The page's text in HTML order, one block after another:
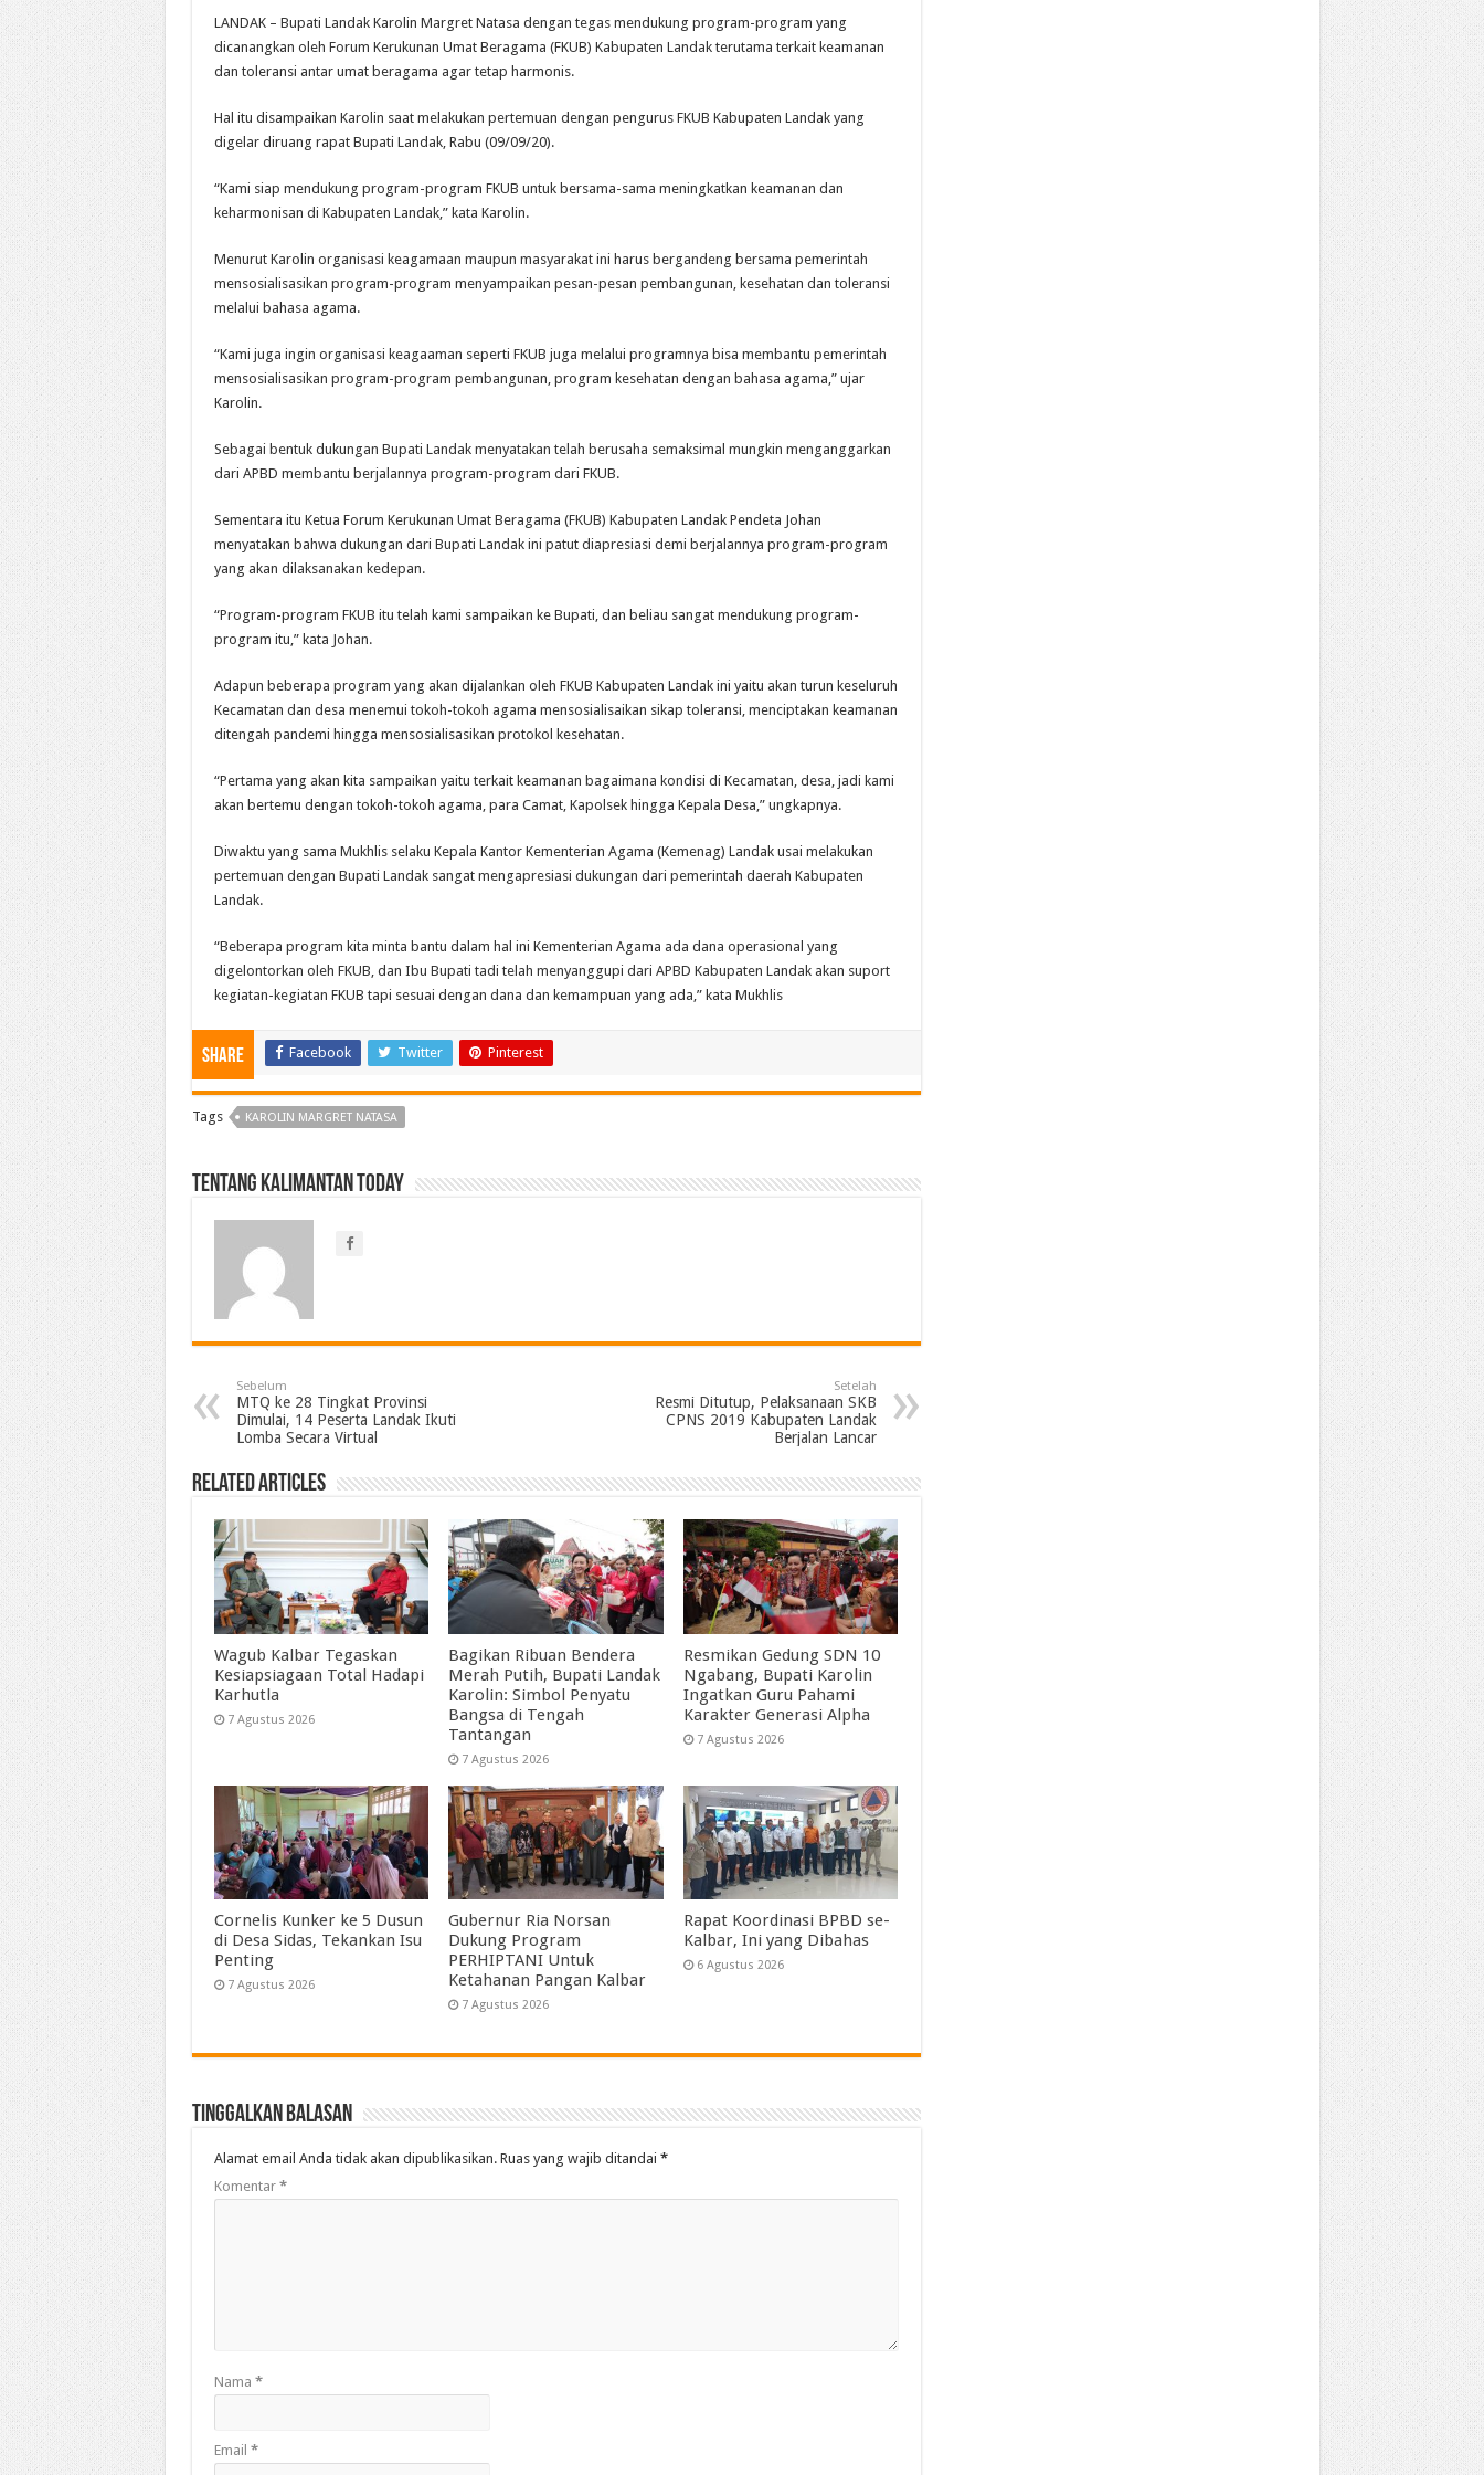
LANDAK – Bupati Landak Karolin Margret Natasa dengan tegas mendukung program-program yang
dicanangkan oleh Forum Kerukunan Umat Beragama (FKUB) Kabupaten Landak terutama terkait keamanan
dan toleransi antar umat beragama agar tetap harmonis.
Hal itu disampaikan Karolin saat melakukan pertemuan dengan pengurus FKUB Kabupaten Landak yang
digelar diruang rapat Bupati Landak, Rabu (09/09/20).
“Kami siap mendukung program-program FKUB untuk bersama-sama meningkatkan keamanan dan
keharmonisan di Kabupaten Landak,” kata Karolin.
Menurut Karolin organisasi keagamaan maupun masyarakat ini harus bergandeng bersama pemerintah
mensosialisasikan program-program menyampaikan pesan-pesan pembangunan, kesehatan dan toleransi
melalui bahasa agama.
“Kami juga ingin organisasi keagaaman seperti FKUB juga melalui programnya bisa membantu pemerintah
mensosialisasikan program-program pembangunan, program kesehatan dengan bahasa agama,” ujar
Karolin.
Sebagai bentuk dukungan Bupati Landak menyatakan telah berusaha semaksimal mungkin menganggarkan
dari APBD membantu berjalannya program-program dari FKUB.
Sementara itu Ketua Forum Kerukunan Umat Beragama (FKUB) Kabupaten Landak Pendeta Johan
menyatakan bahwa dukungan dari Bupati Landak ini patut diapresiasi demi berjalannya program-program
yang akan dilaksanakan kedepan.
“Program-program FKUB itu telah kami sampaikan ke Bupati, dan beliau sangat mendukung program-
program itu,” kata Johan.
Adapun beberapa program yang akan dijalankan oleh FKUB Kabupaten Landak ini yaitu akan turun keseluruh
Kecamatan dan desa menemui tokoh-tokoh agama mensosialisaikan sikap toleransi, menciptakan keamanan
ditengah pandemi hingga mensosialisasikan protokol kesehatan.
“Pertama yang akan kita sampaikan yaitu terkait keamanan bagaimana kondisi di Kecamatan, desa, jadi kami
akan bertemu dengan tokoh-tokoh agama, para Camat, Kapolsek hingga Kepala Desa,” ungkapnya.
Diwaktu yang sama Mukhlis selaku Kepala Kantor Kementerian Agama (Kemenag) Landak usai melakukan
pertemuan dengan Bupati Landak sangat mengapresiasi dukungan dari pemerintah daerah Kabupaten
Landak.
“Beberapa program kita minta bantu dalam hal ini Kementerian Agama ada dana operasional yang
digelontorkan oleh FKUB, dan Ibu Bupati tadi telah menyanggupi dari APBD Kabupaten Landak akan suport
kegiatan-kegiatan FKUB tapi sesuai dengan dana dan kemampuan yang ada,” kata Mukhlis
Share Facebook Twitter Pinterest
Tags KAROLIN MARGRET NATASA
Tentang Kalimantan Today
Sebelum
MTQ ke 28 Tingkat Provinsi
Dimulai, 14 Peserta Landak Ikuti
Lomba Secara Virtual
Setelah
Resmi Ditutup, Pelaksanaan SKB
CPNS 2019 Kabupaten Landak
Berjalan Lancar
Related Articles
Wagub Kalbar Tegaskan
Kesiapsiagaan Total Hadapi
Karhutla
7 Agustus 2026
Bagikan Ribuan Bendera
Merah Putih, Bupati Landak
Karolin: Simbol Penyatu
Bangsa di Tengah
Tantangan
7 Agustus 2026
Resmikan Gedung SDN 10
Ngabang, Bupati Karolin
Ingatkan Guru Pahami
Karakter Generasi Alpha
7 Agustus 2026
Cornelis Kunker ke 5 Dusun
di Desa Sidas, Tekankan Isu
Penting
7 Agustus 2026
Gubernur Ria Norsan
Dukung Program
PERHIPTANI Untuk
Ketahanan Pangan Kalbar
7 Agustus 2026
Rapat Koordinasi BPBD se-
Kalbar, Ini yang Dibahas
6 Agustus 2026
Tinggalkan Balasan
Alamat email Anda tidak akan dipublikasikan. Ruas yang wajib ditandai *
Komentar *
Nama *
Email *